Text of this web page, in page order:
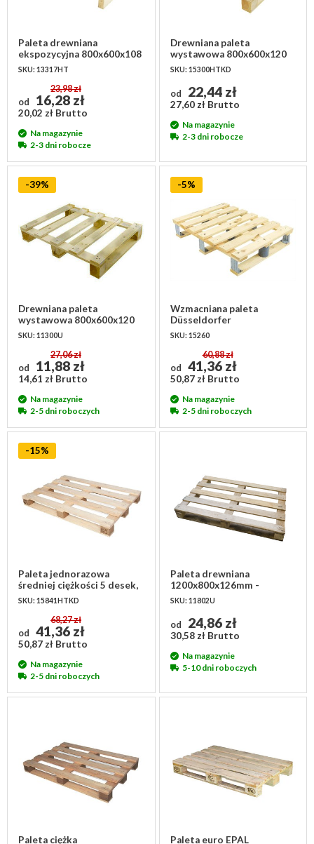
Paleta drewniana
ekspozycyjna 800x600x108
mm
SKU: 13317HT
od
23,98 zł
16,28 zł
20,02 zł Brutto
Na magazynie
2-3 dni robocze
Drewniana paleta
wystawowa 800x600x120
mm
SKU: 15300HTKD
od 22,44 zł
27,60 zł Brutto
Na magazynie
2-3 dni robocze
-39%
Drewniana paleta
wystawowa 800x600x120
mm - używana
SKU: 11300U
od
27,06 zł
11,88 zł
14,61 zł Brutto
Na magazynie
2-5 dni roboczych
-5%
Wzmacniana paleta
Düsseldorfer
800x600x120mm
SKU: 15260
od
60,88 zł
41,36 zł
50,87 zł Brutto
Na magazynie
2-5 dni roboczych
-15%
Paleta jednorazowa
średniej ciężkości 5 desek,
1200x800mm, IPPC
SKU: 15841HTKD
od
68,27 zł
41,36 zł
50,87 zł Brutto
Na magazynie
2-5 dni roboczych
Paleta drewniana
1200x800x126mm -
używana
SKU: 11802U
od 24,86 zł
30,58 zł Brutto
Na magazynie
5-10 dni roboczych
Paleta ciężka
Paleta euro EPAL